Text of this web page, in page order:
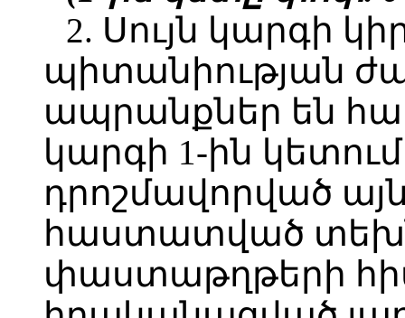
2. Սույն կարգի
պիտանիության
ապրանքներ են
կարգի 1-ին
դրոշմավորված
հաստատված
փաստաթղթերի